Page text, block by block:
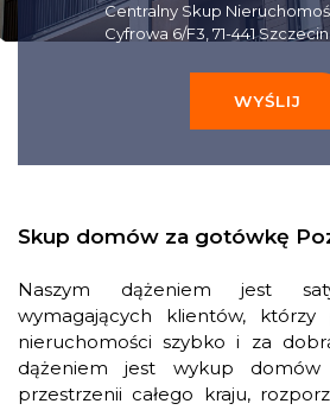
Centralny Skup
Cyfrowa 6/F3, 71-441 Szczecin.
WYŚLIJ
Skup domów za gotówkę
Naszym dążeniem jest
wymagających klientów,
nieruchomości szybko i za
dążeniem jest wykup
przestrzenii całego kraju,